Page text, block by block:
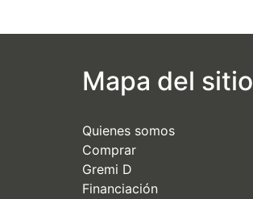
Mapa del sitio
Quienes somos
Comprar
Gremi D
Financiación